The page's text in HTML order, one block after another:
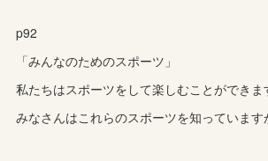
p92
「みんなのためのスポーツ」
私たちはスポーツをして楽しむことができま
みなさんはこれらのスポーツを知っています